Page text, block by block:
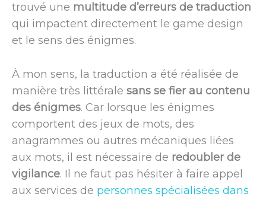
trouvé une multitude d’erreurs de traduction
qui impactent directement le game design
et le sens des énigmes.
À mon sens, la traduction a été réalisée de
manière très littérale sans se fier au contenu
des énigmes. Car lorsque les énigmes
comportent des jeux de mots, des
anagrammes ou autres mécaniques liées
aux mots, il est nécessaire de redoubler de
vigilance. Il ne faut pas hésiter à faire appel
aux services de personnes spécialisées dans